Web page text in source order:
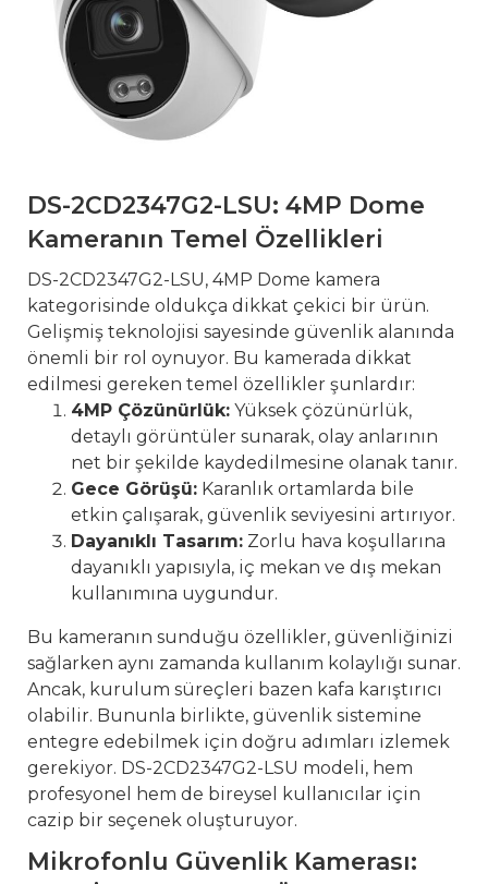
DS-2CD2347G2-LSU: 4MP Dome
Kameranın Temel Özellikleri
DS-2CD2347G2-LSU, 4MP Dome kamera
kategorisinde oldukça dikkat çekici bir ürün.
Gelişmiş teknolojisi sayesinde güvenlik alanında
önemli bir rol oynuyor. Bu kamerada dikkat
edilmesi gereken temel özellikler şunlardır:
4MP Çözünürlük: Yüksek çözünürlük,
detaylı görüntüler sunarak, olay anlarının
net bir şekilde kaydedilmesine olanak tanır.
Gece Görüşü: Karanlık ortamlarda bile
etkin çalışarak, güvenlik seviyesini artırıyor.
Dayanıklı Tasarım: Zorlu hava koşullarına
dayanıklı yapısıyla, iç mekan ve dış mekan
kullanımına uygundur.
Bu kameranın sunduğu özellikler, güvenliğinizi
sağlarken aynı zamanda kullanım kolaylığı sunar.
Ancak, kurulum süreçleri bazen kafa karıştırıcı
olabilir. Bununla birlikte, güvenlik sistemine
entegre edebilmek için doğru adımları izlemek
gerekiyor. DS-2CD2347G2-LSU modeli, hem
profesyonel hem de bireysel kullanıcılar için
cazip bir seçenek oluşturuyor.
Mikrofonlu Güvenlik Kamerası: